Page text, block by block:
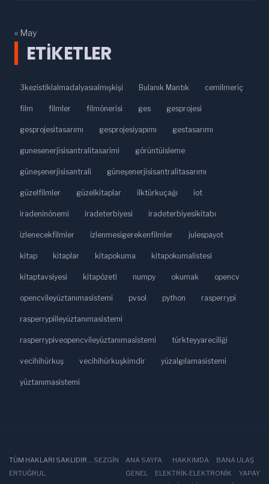
« May
ETIKETLER
3kezistiklalmadalyasıalmışkişi Bulanık Mantık cemilmeriç
film filmler filmönerisi ges gesprojesi
gesprojesitasarımı gesprojesiyapımı gestasarımı
gunesenerjisisantralitasarimi görüntüisleme
güneşenerjisisantrali güneşenerjisisantralitasarımı
güzelfilmler güzelkitaplar ilktürkuçağı iot
iradeninönemi iradeterbiyesi iradeterbiyesikitabı
izlenecekfilmler izlenmesigerekenfilmler julespayot
kitap kitaplar kitapokuma kitapokumalistesi
kitaptavsiyesi kitapözeti numpy okumak opencv
opencvileyüztanımasistemi pvsol python rasperrypi
rasperrypiileyüztanımasistemi
rasperrypiveopencvileyüztanımasistemi türkteyyareciliği
vecihihürkuş vecihihürkuşkimdir yüzalgılamasistemi
yüztanımasistemi
ANA SAYFA HAKKIMDA
BANA ULAŞ
GENEL
ELEKTRIK-ELEKTRONIK
YAPAY
TÜM HAKLARI SAKLIDIR... SEZGIN
ERTUĞRUL.